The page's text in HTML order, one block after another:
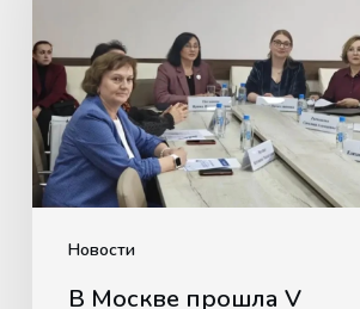
Новости
Международная
конференция
«Инклюзия
XXI
века:
образование
лиц
В Москве прошла V